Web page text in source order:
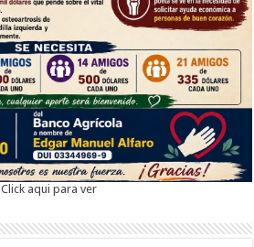
Click aqui para ver